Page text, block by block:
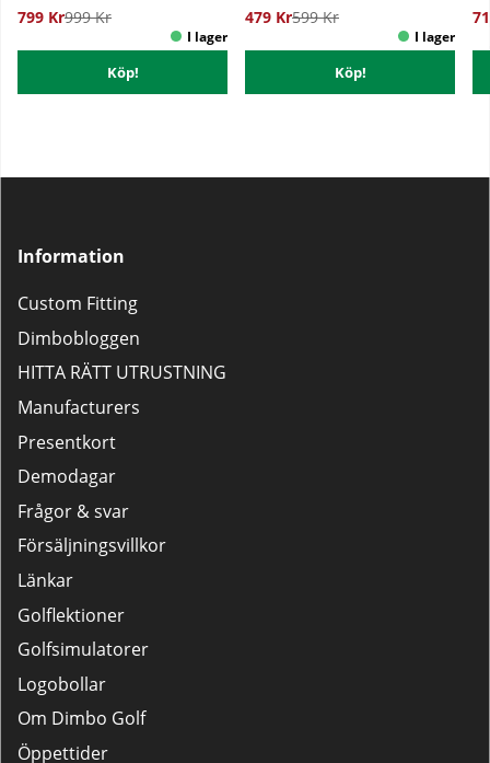
799 Kr999 Kr
Köp!
479 Kr599 Kr
Köp!
Information
Custom Fitting
Dimbobloggen
HITTA RÄTT UTRUSTNING
Manufacturers
Presentkort
Demodagar
Frågor & svar
Försäljningsvillkor
Länkar
Golflektioner
Golfsimulatorer
Logobollar
Om Dimbo Golf
Öppettider